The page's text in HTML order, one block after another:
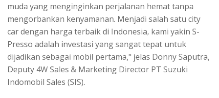
muda yang menginginkan perjalanan hemat tanpa
mengorbankan kenyamanan. Menjadi salah satu city
car dengan harga terbaik di Indonesia, kami yakin S-
Presso adalah investasi yang sangat tepat untuk
dijadikan sebagai mobil pertama," jelas Donny Saputra,
Deputy 4W Sales & Marketing Director PT Suzuki
Indomobil Sales (SIS).